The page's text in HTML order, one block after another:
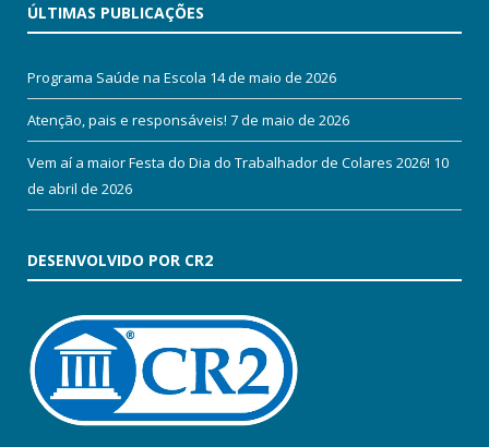
ÚLTIMAS PUBLICAÇÕES
Programa Saúde na Escola 14 de maio de 2026
Atenção, pais e responsáveis! 7 de maio de 2026
Vem aí a maior Festa do Dia do Trabalhador de Colares 2026! 10
de abril de 2026
DESENVOLVIDO POR CR2